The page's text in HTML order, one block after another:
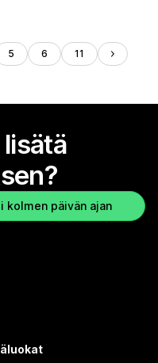
5 6 11
kolmen päivän ajan